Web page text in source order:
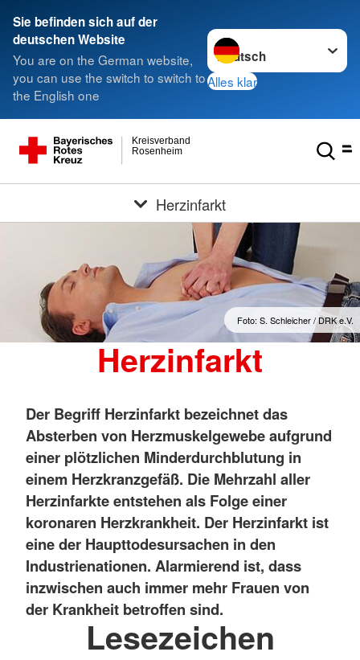
Sie befinden sich auf der
deutschen Website
You are on the German website,
you can use the switch to switch to
the English one
Sprache wechseln zu
Alles klar
Rosenheim
Kreisverband
Herzinfarkt
Foto: S. Schleicher / DRK e.V.
Herzinfarkt
Der Begriff Herzinfarkt bezeichnet das
Absterben von Herzmuskelgewebe aufgrund
einer plötzlichen Minderdurchblutung in
einem Herzkranzgefäß. Die Mehrzahl aller
Herzinfarkte entstehen als Folge einer
koronaren Herzkrankheit. Der Herzinfarkt ist
eine der Haupttodesursachen in den
Industrienationen. Alarmierend ist, dass
inzwischen auch immer mehr Frauen von
der Krankheit betroffen sind.
Lesezeichen